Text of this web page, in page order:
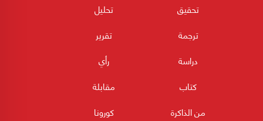
تحقيق
تحليل
ترجمة
تقرير
دراسة
رأي
كتاب
مقابلة
من الذاكرة
كورونا